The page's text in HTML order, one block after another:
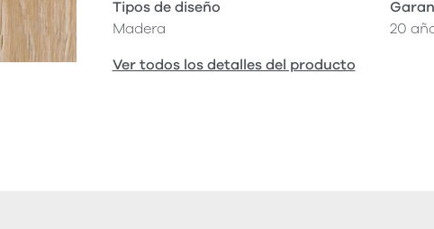
Tipos de diseño
Madera
20
Ver todos los detalles del producto